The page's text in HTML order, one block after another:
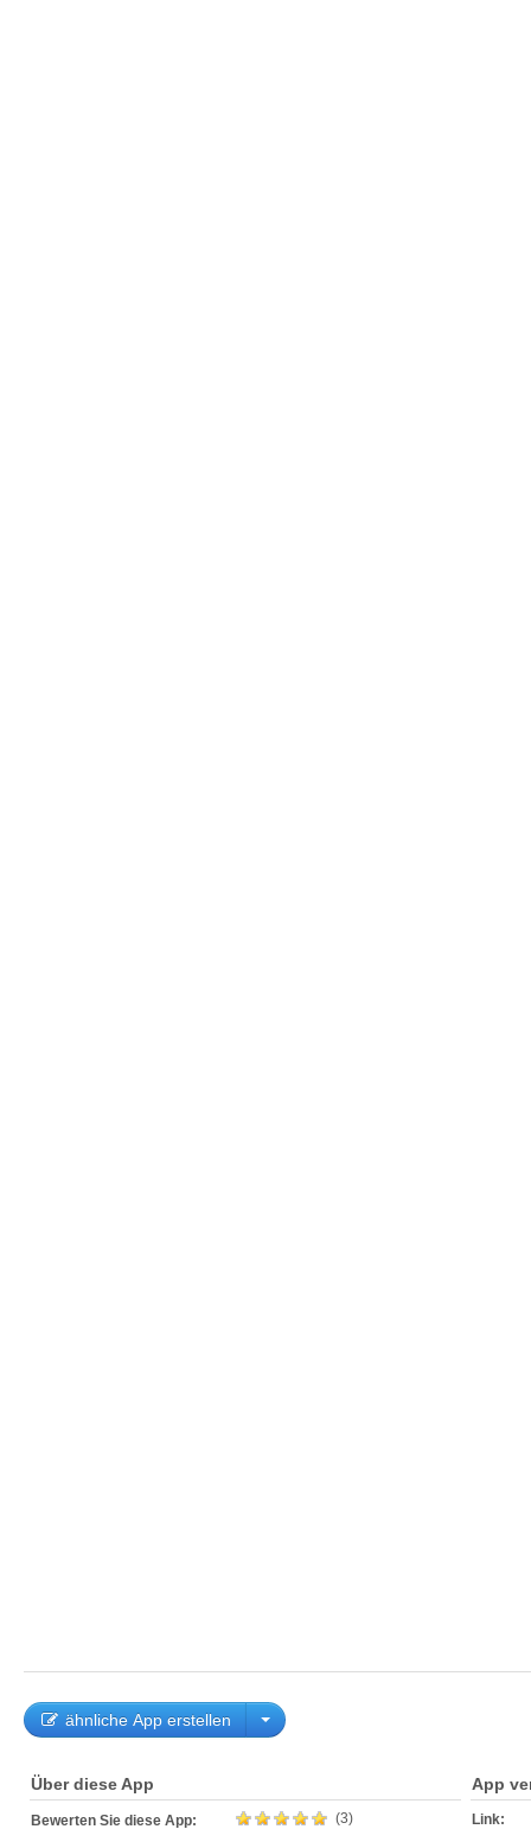
ähnliche App erstellen
Über diese App
Bewerten Sie diese App: (3)
App
Link: